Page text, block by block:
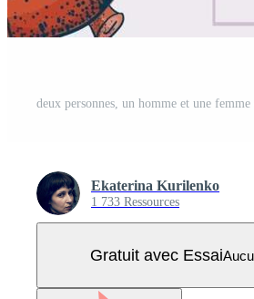
Ekaterina Kurilenko
1 733 Ressources
Gratuit avec Essai